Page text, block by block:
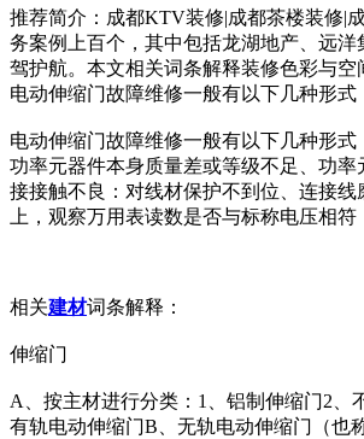
推荐简介：成都KTV装修|成都茶楼装修|
务案例上百个，其中包括龙湖地产、远
驾护航。本文相关词条解释装修色彩与
电动伸缩门故障维修一般有以下几种形
电动伸缩门故障维修一般有以下几种形
功率元器件本身质量差或等级不足、功
接接触不良：对线材保护不到位、连接
上，观察万用表读数是否与标称电压相
相关建材词条解释：
伸缩门
A、按主材进行分类：1、铝制伸缩门2、
有轨电动伸缩门B、无轨电动伸缩门（也